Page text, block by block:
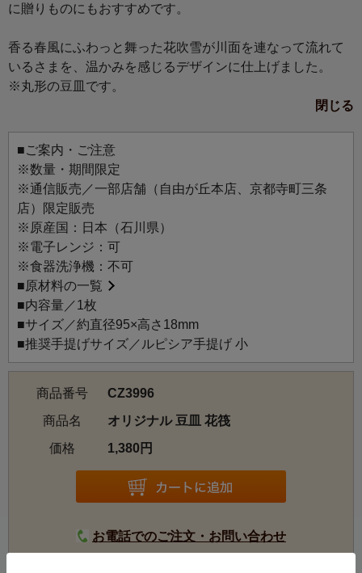
に贈りものにもおすすめです。
香る春風にふわっと舞った花吹雪が川面を連なって流れて
いるさまを、温かみを感じるデザインに仕上げました。
※丸形の豆皿です。
閉じる
■ご案内・ご注意
※数量・期間限定
※通信販売／一部店舗（自由が丘本店、京都寺町三条
店）限定販売
※原産国：日本（石川県）
※電子レンジ：可
※食器洗浄機：不可
■原材料の一覧
■内容量／1枚
■サイズ／約直径95×高さ18mm
■推奨手提げサイズ／ルピシア手提げ 小
商品番号
CZ3996
商品名
オリジナル 豆皿 花筏
価格
1,380円
お電話でのご注文・お問い合わせ